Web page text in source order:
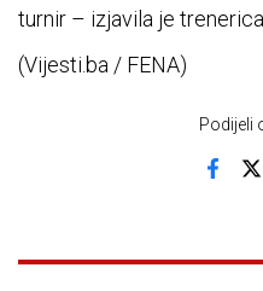
turnir – izjavila je
(Vijesti.ba / FENA)
Podijeli